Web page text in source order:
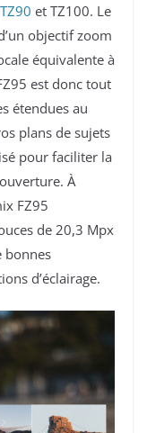
TZ90 et TZ100. Le
objectif zoom
équivalente à
est donc tout
étendues au
plans de sujets
pour faciliter la
À
FZ95
de 20,3 Mpx
bonnes
d’éclairage.